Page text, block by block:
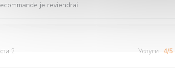
je reviendrai
2 Услуги : 4/5